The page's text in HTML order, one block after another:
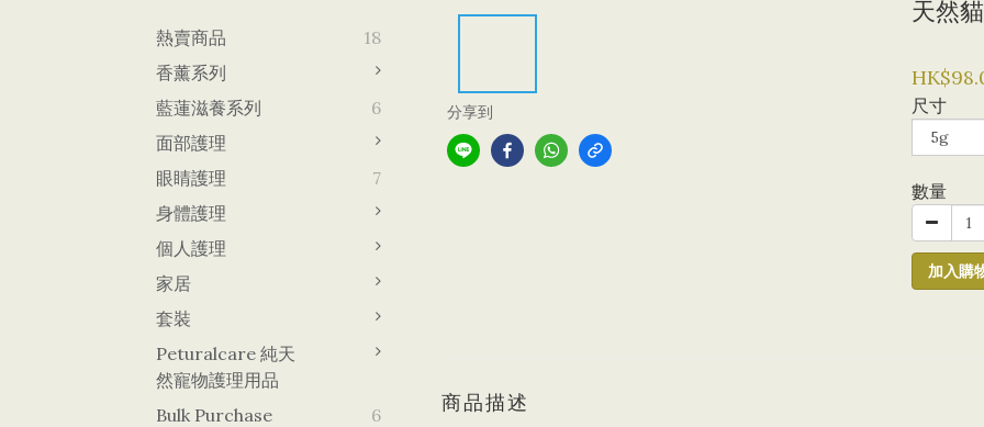
熱賣商品
18
香薰系列
藍蓮滋養系列
6
面部護理
眼睛護理
7
身體護理
個人護理
家居
套裝
Peturalcare 純天
然寵物護理用品
Bulk Purchase
6
分享到
天然
尺寸
數量
加入購
商品描述